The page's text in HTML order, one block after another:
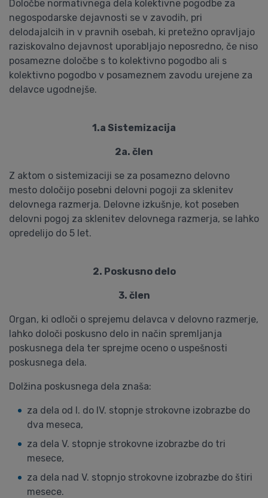
Določbe normativnega dela kolektivne pogodbe za
negospodarske dejavnosti se v zavodih, pri
delodajalcih in v pravnih osebah, ki pretežno opravljajo
raziskovalno dejavnost uporabljajo neposredno, če niso
posamezne določbe s to kolektivno pogodbo ali s
kolektivno pogodbo v posameznem zavodu urejene za
delavce ugodnejše.
1.a Sistemizacija
2a. člen
Z aktom o sistemizaciji se za posamezno delovno
mesto določijo posebni delovni pogoji za sklenitev
delovnega razmerja. Delovne izkušnje, kot poseben
delovni pogoj za sklenitev delovnega razmerja, se lahko
opredelijo do 5 let.
2. Poskusno delo
3. člen
Organ, ki odloči o sprejemu delavca v delovno razmerje,
lahko določi poskusno delo in način spremljanja
poskusnega dela ter sprejme oceno o uspešnosti
poskusnega dela.
Dolžina poskusnega dela znaša:
za dela od I. do IV. stopnje strokovne izobrazbe do
dva meseca,
za dela V. stopnje strokovne izobrazbe do tri
mesece,
za dela nad V. stopnjo strokovne izobrazbe do štiri
mesece.